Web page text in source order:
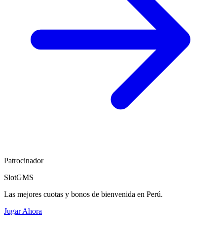
Patrocinador
SlotGMS
Las mejores cuotas y bonos de bienvenida en Perú.
Jugar Ahora